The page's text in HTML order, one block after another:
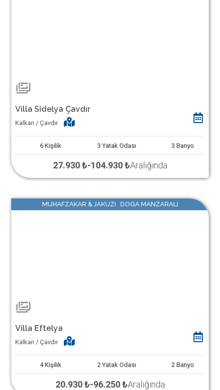
Villa Sidelya Çavdır
Kalkan / Çavdır
6 Kişilik 3 Yatak Odası 3 Banyo
27.930 ₺-104.930 ₺Aralığında
MUHAFZAKAR & JAKUZI DOGA MANZARALI
Villa Eftelya
Kalkan / Çavdır
4 Kişilik 2 Yatak Odası 2 Banyo
20.930 ₺-96.250 ₺Aralığında